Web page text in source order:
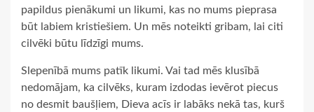
papildus pienākumi un likumi, kas no mums pieprasa
būt labiem kristiešiem. Un mēs noteikti gribam, lai citi
cilvēki būtu līdzīgi mums.
Slepenībā mums patīk likumi. Vai tad mēs klusībā
nedomājam, ka cilvēks, kuram izdodas ievērot piecus
no desmit baušļiem, Dieva acīs ir labāks nekā tas, kurš